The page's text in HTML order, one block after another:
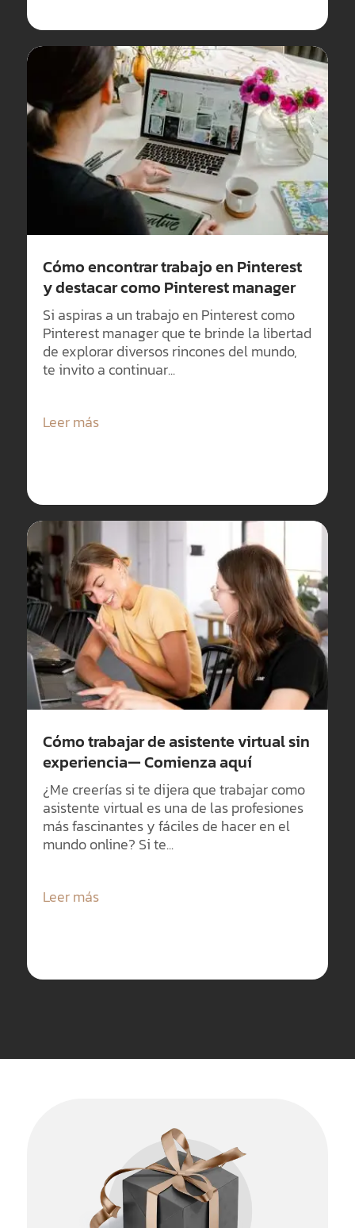
Cómo encontrar trabajo en Pinterest
y destacar como Pinterest manager
Si aspiras a un trabajo en Pinterest como
Pinterest manager que te brinde la libertad
de explorar diversos rincones del mundo,
te invito a continuar...
Leer más
Cómo trabajar de asistente virtual sin
experiencia— Comienza aquí
¿Me creerías si te dijera que trabajar como
asistente virtual es una de las profesiones
más fascinantes y fáciles de hacer en el
mundo online? Si te...
Leer más